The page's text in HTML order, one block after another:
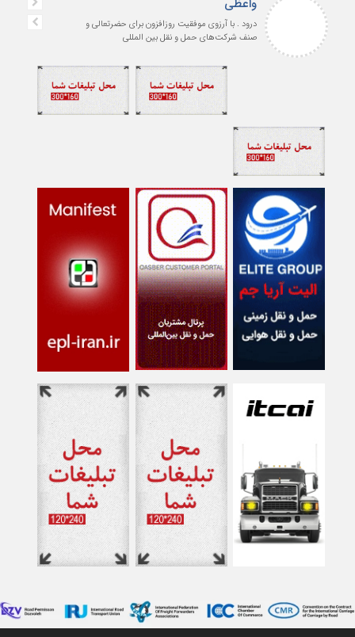
واعظی
درود . با آرزوی موفقیت روزافزون برای حضرتعالی و
صنف شرکت‌های حمل و نقل بین المللی